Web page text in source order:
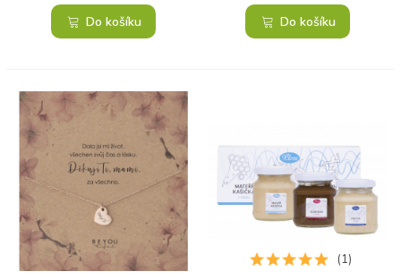
Do košíku Do košíku
(1)